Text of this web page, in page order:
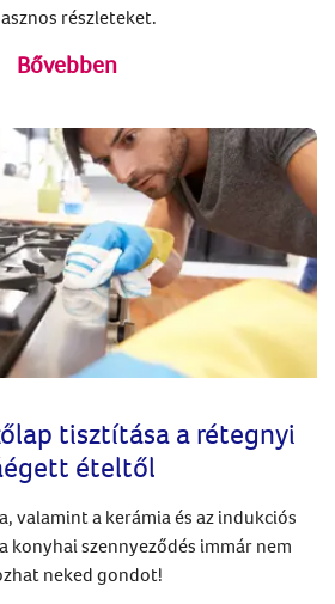
részleteket.
Bővebben
tisztítása a rétegnyi
ételtől
valamint a kerámia és az indukciós
konyhai szennyeződés immár nem
neked gondot!